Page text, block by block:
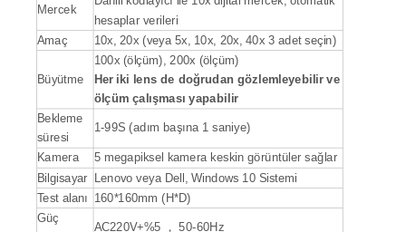
Mercek
hesaplar verileri
Amaç
10x, 20x (veya 5x, 10x, 20x, 40x 3 adet seçin)
Büyütme
100x (ölçüm), 200x (ölçüm)
Her iki lens de doğrudan gözlemleyebilir ve
ölçüm çalışması yapabilir
Bekleme
süresi
1-99S (adım başına 1 saniye)
Kamera
5 megapiksel kamera keskin görüntüler sağlar
Bilgisayar
Lenovo veya Dell, Windows 10 Sistemi
Test alanı
160*160mm (H*D)
Güç
AC220V+%5 ， 50-60Hz